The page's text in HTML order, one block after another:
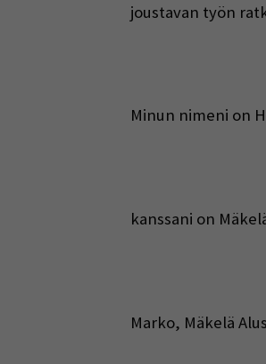
joustavan työn
Minun nimeni on
kanssani on
Marko, Mäkelä